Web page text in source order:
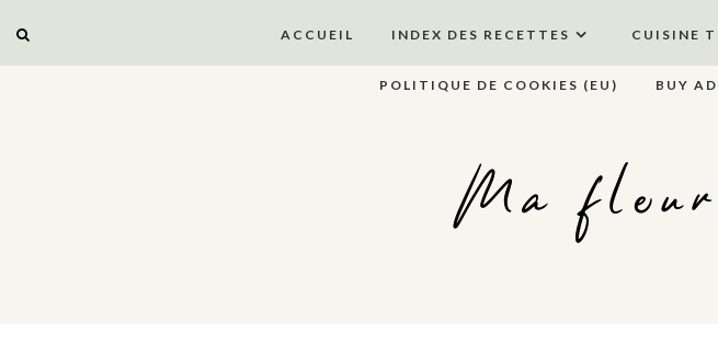
ACCUEIL INDEX DES RECETTES CUISINE
POLITIQUE DE COOKIES (EU) BUY
Ma